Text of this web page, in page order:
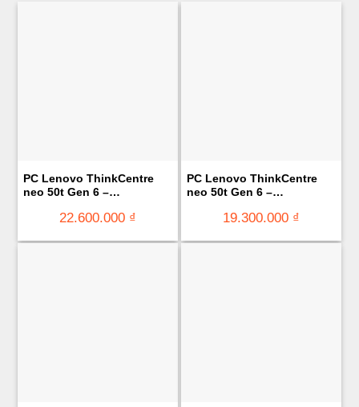
PC Lenovo ThinkCentre
neo 50t Gen 6 –
Ram 16GB/ 512GB SSD/ No
22.600.000 ₫
PC Lenovo ThinkCentre
neo 50t Gen 6 –
Ram 8GB/ 512GB SSD/ No
19.300.000 ₫